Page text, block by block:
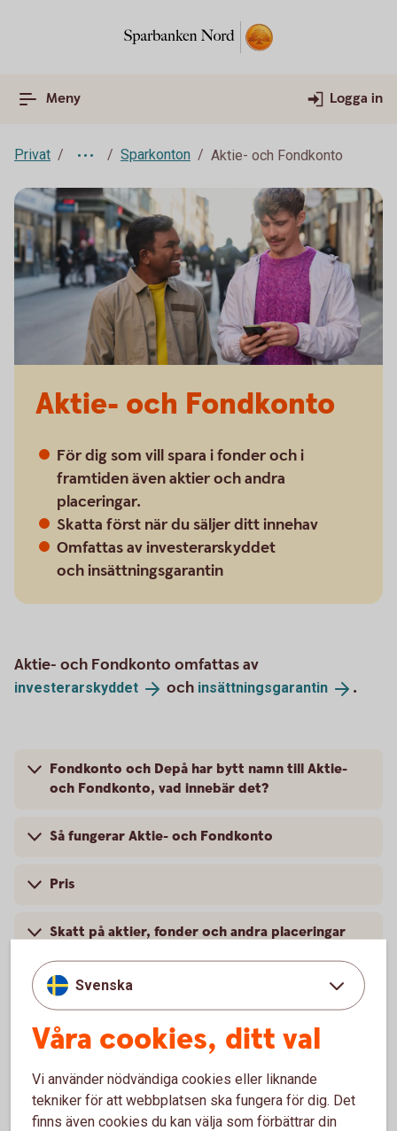
Meny Logga in
Privat Sparkonton Aktie- och Fondkonto
Aktie- och Fondkonto
För dig som vill spara i fonder och i
framtiden även aktier och andra
placeringar.
Skatta först när du säljer ditt innehav
Omfattas av investerarskyddet
och insättningsgarantin
Aktie- och Fondkonto omfattas av
investerarskyddet och insättningsgarantin .
Fondkonto och Depå har bytt namn till Aktie-
och Fondkonto, vad innebär det?
Så fungerar Aktie- och Fondkonto
Pris
Skatt på aktier, fonder och andra placeringar
Villkor och mer information
För att se detta innehåll behöver du först
godkänna cookies för Funktioner, prestanda
och statistik.
Svenska
Våra cookies, ditt val
Vi använder nödvändiga cookies eller liknande
tekniker för att webbplatsen ska fungera för dig. Det
finns även cookies du kan välja som förbättrar din